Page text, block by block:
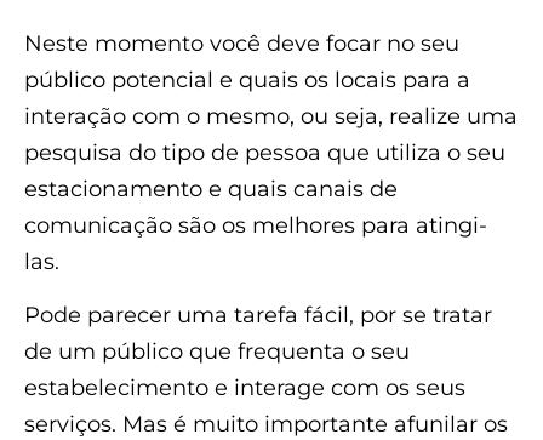
Neste momento você deve focar no seu
público potencial e quais os locais para a
interação com o mesmo, ou seja, realize uma
pesquisa do tipo de pessoa que utiliza o seu
estacionamento e quais canais de
comunicação são os melhores para atingi-
las.
Pode parecer uma tarefa fácil, por se tratar
de um público que frequenta o seu
estabelecimento e interage com os seus
serviços. Mas é muito importante afunilar os